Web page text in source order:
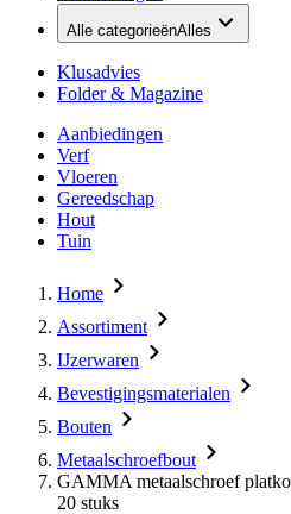
Alle categorieënAlles
Klusadvies
Folder & Magazine
Aanbiedingen
Verf
Vloeren
Gereedschap
Hout
Tuin
Home
Assortiment
IJzerwaren
Bevestigingsmaterialen
Bouten
Metaalschroefbout
GAMMA metaalschroef
20 stuks